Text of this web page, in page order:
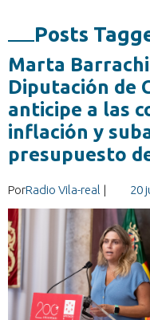
Posts
Marta
Diputación de
anticipe a las
inflación y
presupuesto
PorRadio Vila-real | 20